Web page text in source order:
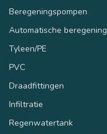
Beregeningspompen
Automatische beregening
Tyleen/PE
PVC
Draadfittingen
Infiltratie
Regenwatertank